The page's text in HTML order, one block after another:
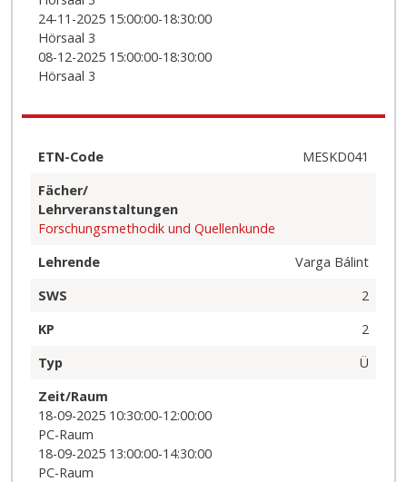
24-11-2025 15:00:00-18:30:00
Hörsaal 3
08-12-2025 15:00:00-18:30:00
Hörsaal 3
ETN-Code
MESKD041
Fächer/
Lehrveranstaltungen
Forschungsmethodik und Quellenkunde
Lehrende
Varga Bálint
SWS
2
KP
2
Typ
Ü
Zeit/Raum
18-09-2025 10:30:00-12:00:00
PC-Raum
18-09-2025 13:00:00-14:30:00
PC-Raum